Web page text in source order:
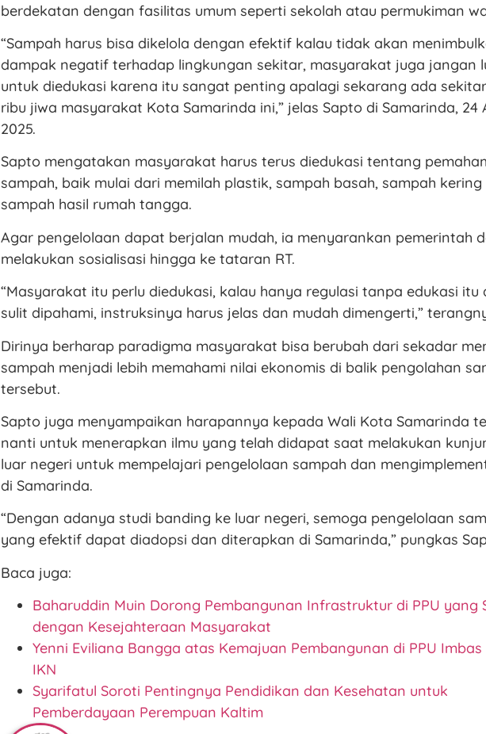
berdekatan dengan fasilitas umum seperti sekolah atau permukiman
“Sampah harus bisa dikelola dengan efektif kalau tidak akan
dampak negatif terhadap lingkungan sekitar, masyarakat juga jangan
untuk diedukasi karena itu sangat penting apalagi sekarang ada
ribu jiwa masyarakat Kota Samarinda ini,” jelas Sapto di Samarinda, 24
2025.
Sapto mengatakan masyarakat harus terus diedukasi tentang
sampah, baik mulai dari memilah plastik, sampah basah, sampah
sampah hasil rumah tangga.
Agar pengelolaan dapat berjalan mudah, ia menyarankan pemerintah
melakukan sosialisasi hingga ke tataran RT.
“Masyarakat itu perlu diedukasi, kalau hanya regulasi tanpa edukasi itu
sulit dipahami, instruksinya harus jelas dan mudah dimengerti,”
Dirinya berharap paradigma masyarakat bisa berubah dari sekadar
sampah menjadi lebih memahami nilai ekonomis di balik pengolahan
tersebut.
Sapto juga menyampaikan harapannya kepada Wali Kota Samarinda
nanti untuk menerapkan ilmu yang telah didapat saat melakukan
luar negeri untuk mempelajari pengelolaan sampah dan
di Samarinda.
“Dengan adanya studi banding ke luar negeri, semoga pengelolaan
yang efektif dapat diadopsi dan diterapkan di Samarinda,” pungkas
Baca juga:
Baharuddin Muin Dorong Pembangunan Infrastruktur di PPU yang
dengan Kesejahteraan Masyarakat
Yenni Eviliana Bangga atas Kemajuan Pembangunan di PPU
IKN
Syarifatul Soroti Pentingnya Pendidikan dan Kesehatan untuk
Pemberdayaan Perempuan Kaltim